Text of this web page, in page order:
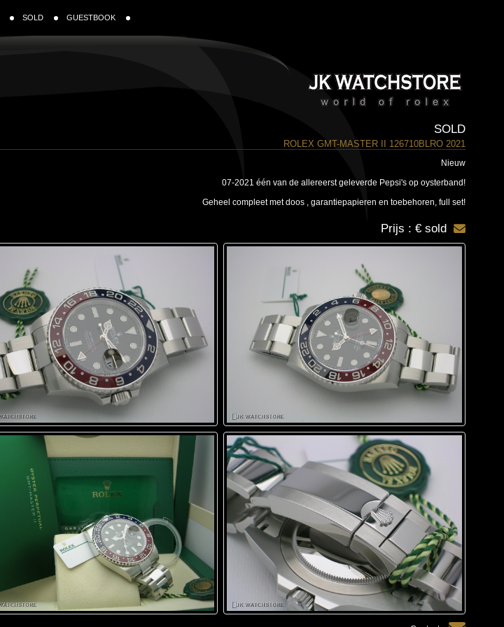
SOLD GUESTBOOK
SOLD
ROLEX GMT-MASTER II 126710BLRO 2021
Nieuw
07-2021 één van de allereerst geleverde Pepsi's op oysterband!
Geheel compleet met doos , garantiepapieren en toebehoren, full set!
Prijs : € sold